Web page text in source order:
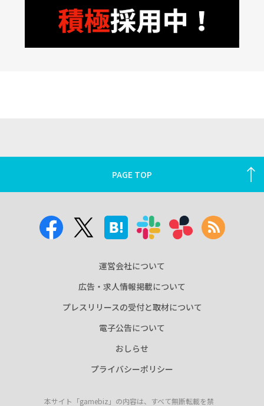
PAGE TOP
運営会社について
広告・求人情報掲載について
プレスリリースの受付と取材について
電子公告について
おしらせ
プライバシーポリシー
本サイト「gamebiz」の内容は、すべて無断転載を禁